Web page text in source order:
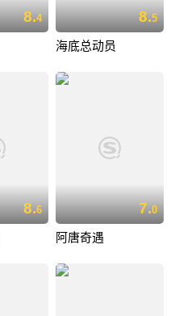
8.4 8.5
海底总动员
8.6 7.0
阿唐奇遇